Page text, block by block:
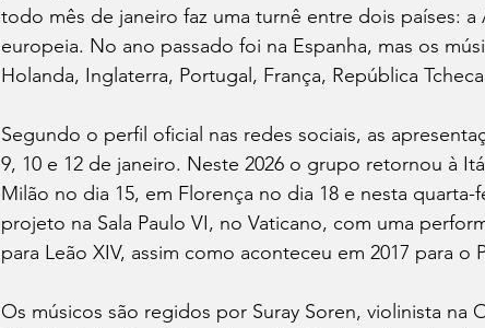
todo mês de janeiro faz uma turnê entre dois países: a
europeia. No ano passado foi na Espanha, mas os
Holanda, Inglaterra, Portugal, França, República
Segundo o perfil oficial nas redes sociais, as
9, 10 e 12 de janeiro. Neste 2026 o grupo retornou à
Milão no dia 15, em Florença no dia 18 e nesta
projeto na Sala Paulo VI, no Vaticano, com uma
para Leão XIV, assim como aconteceu em 2017 para o
Os músicos são regidos por Suray Soren, violinista na